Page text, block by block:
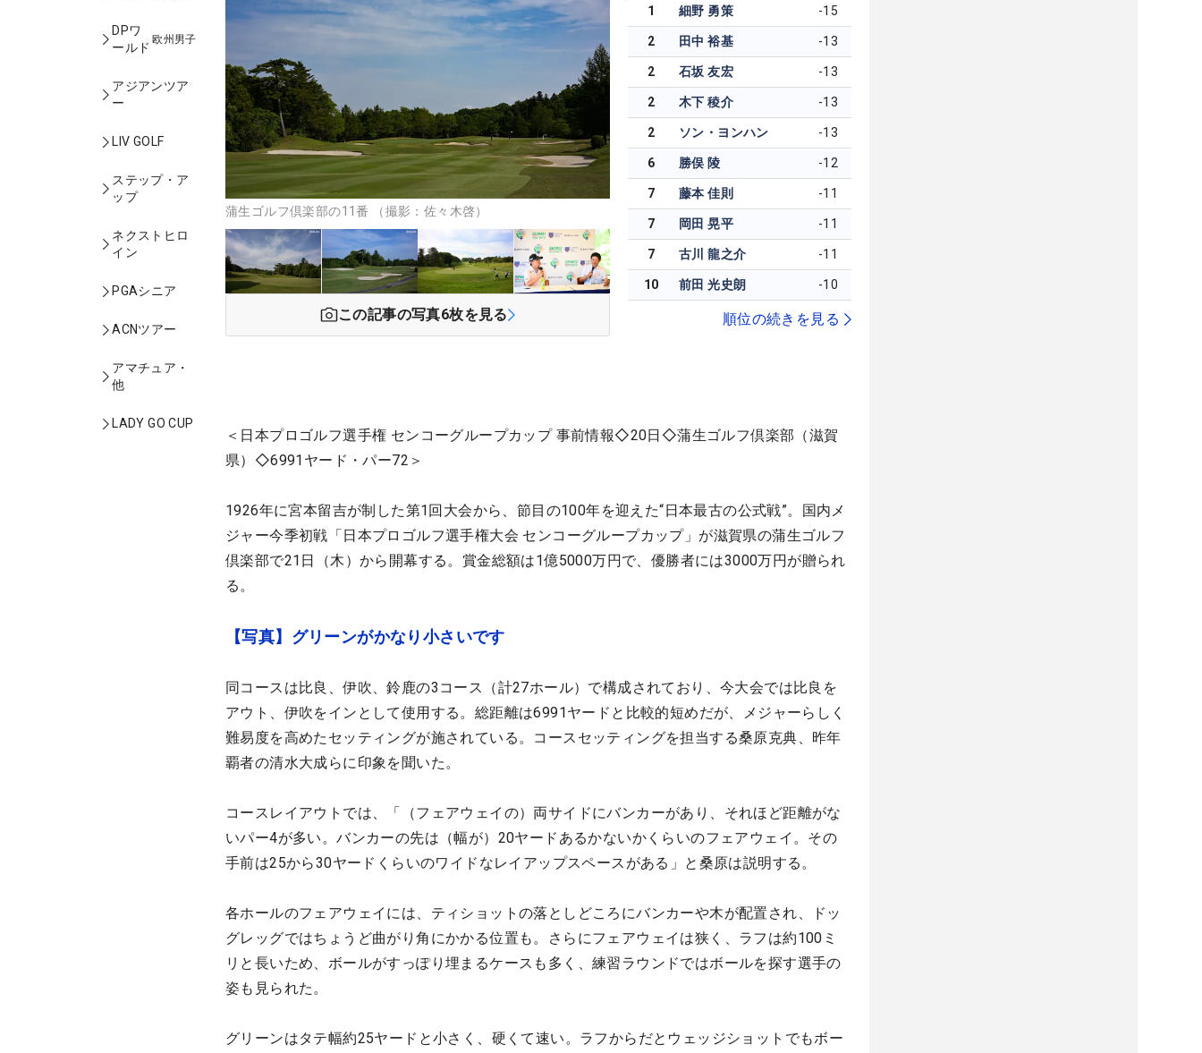
DPワ
ールド
欧州男子
アジアンツア
ー
LIV GOLF
ステップ・ア
ップ
ネクストヒロ
イン
PGAシニア
ACNツアー
アマチュア・
他
LADY GO CUP
蒲生ゴルフ倶楽部の11番 （撮影：佐々木啓）
この記事の写真6枚を見る
1 細野 勇策 -15
2 田中 裕基 -13
2 石坂 友宏 -13
2 木下 稜介 -13
2 ソン・ヨンハン -13
6 勝俣 陵 -12
7 藤本 佳則 -11
7 岡田 晃平 -11
7 古川 龍之介 -11
10 前田 光史朗 -10
順位の続きを見る
＜日本プロゴルフ選手権 センコーグループカップ 事前情報◇20日◇蒲生ゴルフ倶楽部（滋賀
県）◇6991ヤード・パー72＞
1926年に宮本留吉が制した第1回大会から、節目の100年を迎えた“日本最古の公式戦”。国内メ
ジャー今季初戦「日本プロゴルフ選手権大会 センコーグループカップ」が滋賀県の蒲生ゴルフ
倶楽部で21日（木）から開幕する。賞金総額は1億5000万円で、優勝者には3000万円が贈られ
る。
【写真】グリーンがかなり小さいです
同コースは比良、伊吹、鈴鹿の3コース（計27ホール）で構成されており、今大会では比良を
アウト、伊吹をインとして使用する。総距離は6991ヤードと比較的短めだが、メジャーらしく
難易度を高めたセッティングが施されている。コースセッティングを担当する桑原克典、昨年
覇者の清水大成らに印象を聞いた。
コースレイアウトでは、「（フェアウェイの）両サイドにバンカーがあり、それほど距離がな
いパー4が多い。バンカーの先は（幅が）20ヤードあるかないかくらいのフェアウェイ。その
手前は25から30ヤードくらいのワイドなレイアップスペースがある」と桑原は説明する。
各ホールのフェアウェイには、ティショットの落としどころにバンカーや木が配置され、ドッ
グレッグではちょうど曲がり角にかかる位置も。さらにフェアウェイは狭く、ラフは約100ミ
リと長いため、ボールがすっぽり埋まるケースも多く、練習ラウンドではボールを探す選手の
姿も見られた。
グリーンはタテ幅約25ヤードと小さく、硬くて速い。ラフからだとウェッジショットでもボー